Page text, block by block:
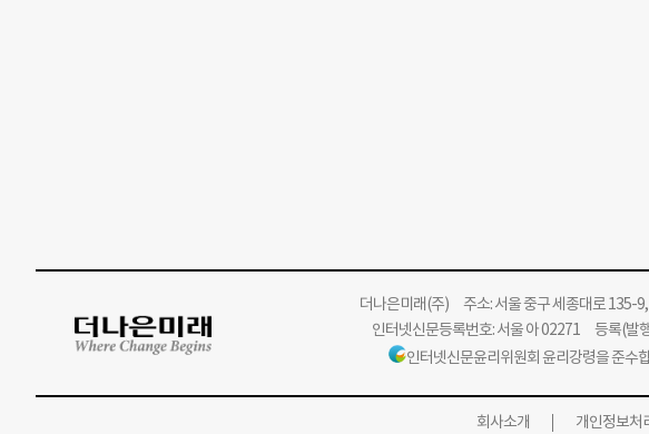
더나은미래(주)주소: 서울 중구 세종대로 135-
인터넷신문등록번호: 서울 아 02271 등록(발
인터넷신문윤리위원회 윤리강령을 준수
회사소개 개인정보처